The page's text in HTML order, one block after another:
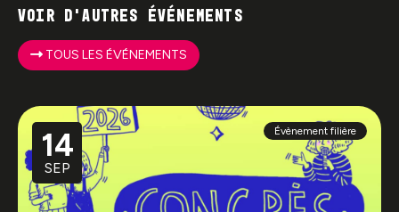
Voir d'autres événements
TOUS LES ÉVÉNEMENTS
14
SEP
Évènement filière